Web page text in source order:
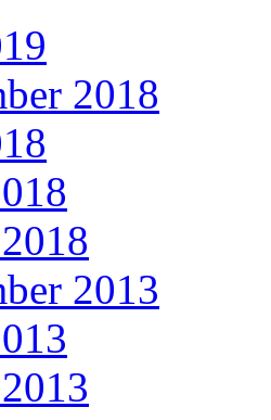
2018
2013